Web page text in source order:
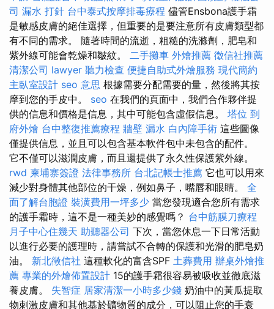
司 漏水 打針 台中泰式按摩排毒療程 儘管Ensbona護手霜
是敏感皮膚的絕佳選擇，但重要的是要注意所有皮膚類型都
有不同的需求。 隨著時間的流逝，粗糙的洗滌劑，肥皂和
紫外線可能會乾燥和皺紋。 二手攤車 外燴推薦 徵信社推薦
清潔公司 lawyer 聽力檢查 便捷自助式外燴服務 現代簡約
主臥室設計 seo 意思 根據需要分配需要的量，然後將其按
摩到您的手皮中。 seo 在我們的頁面中，我們合作夥伴提
供的信息和價格是信息，其中可能包含虛假信息。 塔位 到
府外燴 台中整復推薦療程 牆壁 漏水 白內障手術 這些圖像
僅提供信息，並且可以包含基本軟件包中未包含的配件。
它不僅可以滋潤皮膚，而且還提供了永久性保護紫外線。
rwd 柬埔寨簽證 法律事務所 台北記帳士推薦 它也可以用來
減少對身體其他部位的干燥，例如鼻子，嘴唇和眼睛。 全
面了解台胞證 裝潢費用一坪多少 當您發現適合您所有需求
的護手霜時，這不是一種美妙的感覺嗎？ 台中筋膜刀療程
月子中心住幾天 助聽器公司 下次，當您休息一下日常活動
以進行必要的護理時，請嘗試不合轉的保護和光滑的肥皂奶
油。 新北徵信社 這種軟化的富含SPF 土葬費用 辦桌外燴推
薦 專業的外燴佈置設計 15的護手霜很容易被吸收並徹底滋
養皮膚。 失智症 居家清潔一小時多少錢 奶油中的黃瓜提取
物刺激皮膚和其他基於礦物質的成分，可以阻止您的手衰